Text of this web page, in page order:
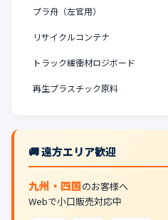
プラ舟（左官用）
リサイクルコンテナ
トラック緩衝材ロジボード
再生プラスチック原料
🚚 遠方エリア歓迎
九州・四国のお客様へ
Webで小口販売対応中